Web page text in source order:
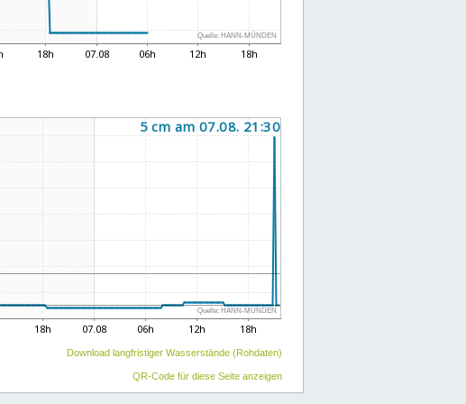
Download langfristiger Wasserstände (Rohdaten)
QR-Code für diese Seite anzeigen